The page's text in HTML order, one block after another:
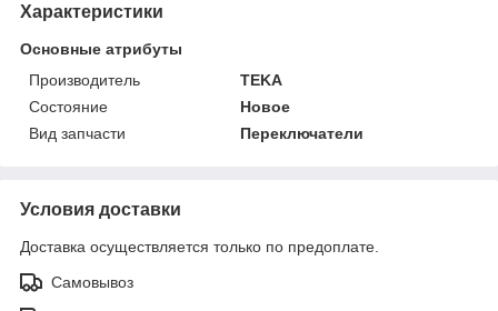
Характеристики
Основные атрибуты
Производитель
TEKA
Состояние
Новое
Вид запчасти
Переключатели
Условия доставки
Доставка осуществляется только по предоплате.
Самовывоз